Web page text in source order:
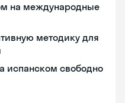
на международные
методику для
испанском свободно